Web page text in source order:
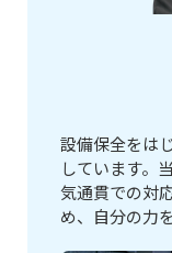
設備保全をは
しています。
気通貫での対
め、自分の力